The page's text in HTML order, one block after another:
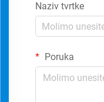
Naziv tvrtke
Poruka